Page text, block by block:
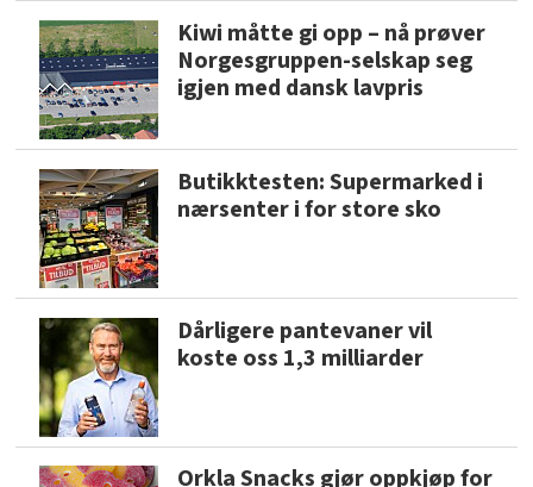
Kiwi måtte gi opp – nå prøver
Norgesgruppen-selskap seg
igjen med dansk lavpris
Butikktesten: Supermarked i
nærsenter i for store sko
Dårligere pantevaner vil
koste oss 1,3 milliarder
Orkla Snacks gjør oppkjøp for